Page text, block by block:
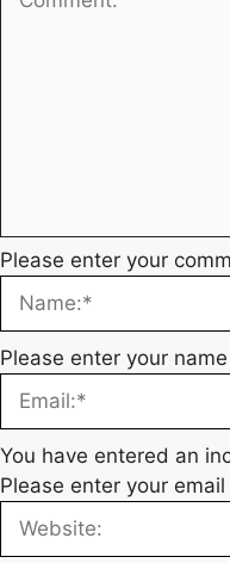
Please enter your
Please enter your
You have entered an
Please enter your